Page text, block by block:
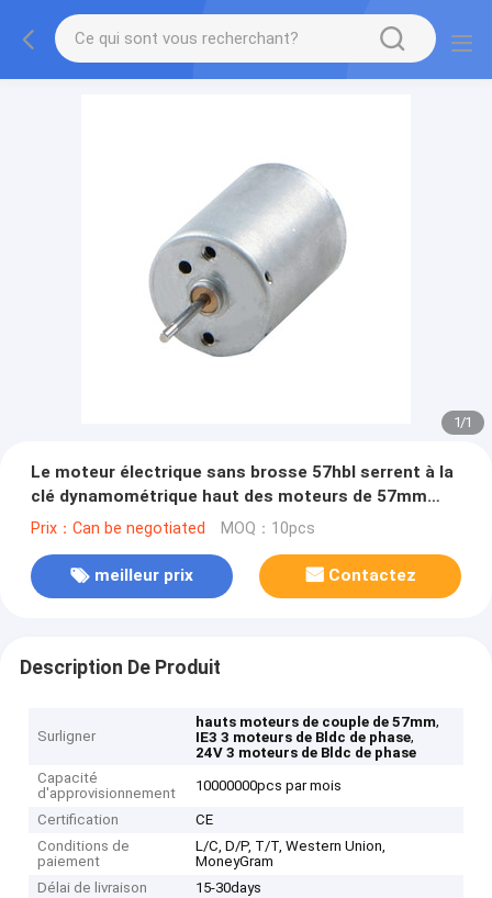
1/1
Le moteur électrique sans brosse 57hbl serrent à la
clé dynamométrique haut des moteurs de 57mm
Bldc
Prix：Can be negotiated MOQ：10pcs
meilleur prix Contactez
Description De Produit
Surligner
hauts moteurs de couple de 57mm,
IE3 3 moteurs de Bldc de phase,
24V 3 moteurs de Bldc de phase
Capacité
d'approvisionnement
10000000pcs par mois
Certification
CE
Conditions de
paiement
L/C, D/P, T/T, Western Union,
MoneyGram
Délai de livraison
15-30days